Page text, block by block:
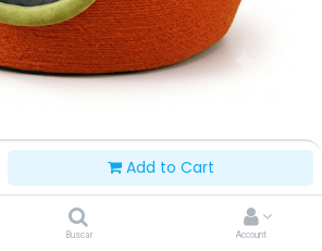
Add to Cart
Buscar Account
MÁGICA
- SMS790040